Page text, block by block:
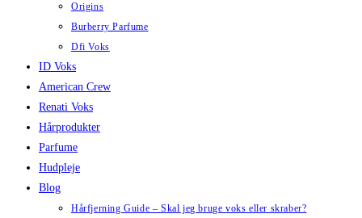
Origins
Burberry Parfume
Dfi Voks
ID Voks
American Crew
Renati Voks
Hårprodukter
Parfume
Hudpleje
Blog
Hårfjerning Guide – Skal jeg bruge voks eller skraber?